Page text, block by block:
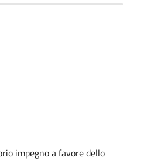
impegno a favore dello